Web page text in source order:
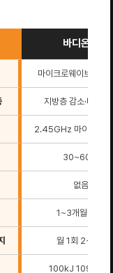
바디온다
마이크로웨이브 초극
지방층 감소·타이트
2.45GHz 마이크로웨
30~60분
없음
1~3개월 점진
월 1회 2~3회
100kJ 109만원~